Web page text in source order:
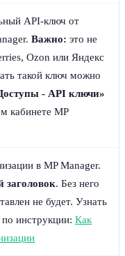
API-ключ от
Важно: это не
Ozon или Яндекс
такой ключ можно
- API ключи»
кабинете MP
в MP Manager.
заголовок. Без него
не будет. Узнать
инструкции: Как